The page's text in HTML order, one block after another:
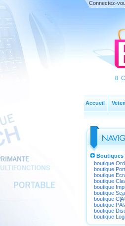
Connectez-
Outlook, Visio,
Accueil
Boutiques
boutique
boutique
boutique
boutique
boutique
boutique
boutique
boutique
boutique
boutique